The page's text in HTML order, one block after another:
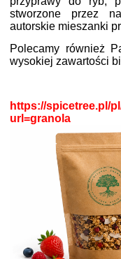
stworzone przez
autorskie mieszanki
Polecamy również
wysokiej zawartości
https://spicetree.pl/
url=granola